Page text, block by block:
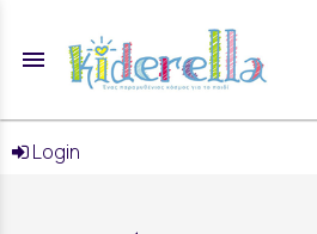
menu
Login